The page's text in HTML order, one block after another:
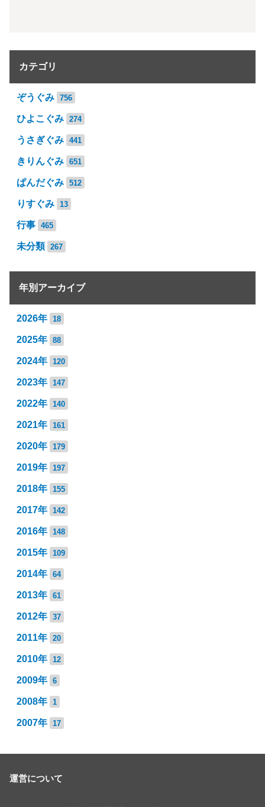
カテゴリ
ぞうぐみ 756
ひよこぐみ 274
うさぎぐみ 441
きりんぐみ 651
ぱんだぐみ 512
りすぐみ 13
行事 465
未分類 267
年別アーカイブ
2026年 18
2025年 88
2024年 120
2023年 147
2022年 140
2021年 161
2020年 179
2019年 197
2018年 155
2017年 142
2016年 148
2015年 109
2014年 64
2013年 61
2012年 37
2011年 20
2010年 12
2009年 6
2008年 1
2007年 17
運営について